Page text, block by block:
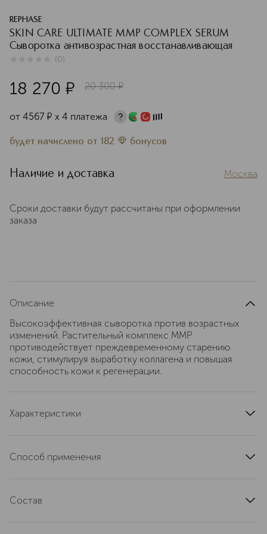
REPHASE
SKIN CARE ULTIMATE MMP COMPLEX SERUM
Сыворотка антивозрастная восстанавливающая
(0)
18 270 ¤ 20 300 ¤
от 4567 ¤ х 4 платежа
будет начислено от 182 бонусов
Наличие и доставка Москва
Сроки доставки будут рассчитаны при оформлении
заказа
Описание
Высокоэффективная сыворотка против возрастных
изменений. Растительный комплекс MMP
противодействует преждевременному старению
кожи, стимулируя выработку коллагена и повышая
способность кожи к регенерации.
Характеристики
текстура
артикул
090500403
Способ применения
Состав